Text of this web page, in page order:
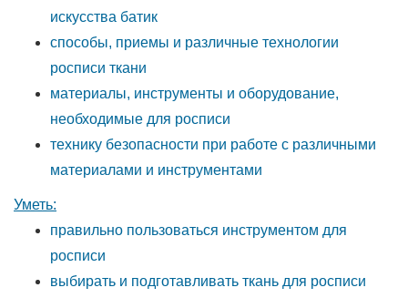
искусства батик
способы, приемы и различные технологии
росписи ткани
материалы, инструменты и оборудование,
необходимые для росписи
технику безопасности при работе с различными
материалами и инструментами
Уметь:
правильно пользоваться инструментом для
росписи
выбирать и подготавливать ткань для росписи